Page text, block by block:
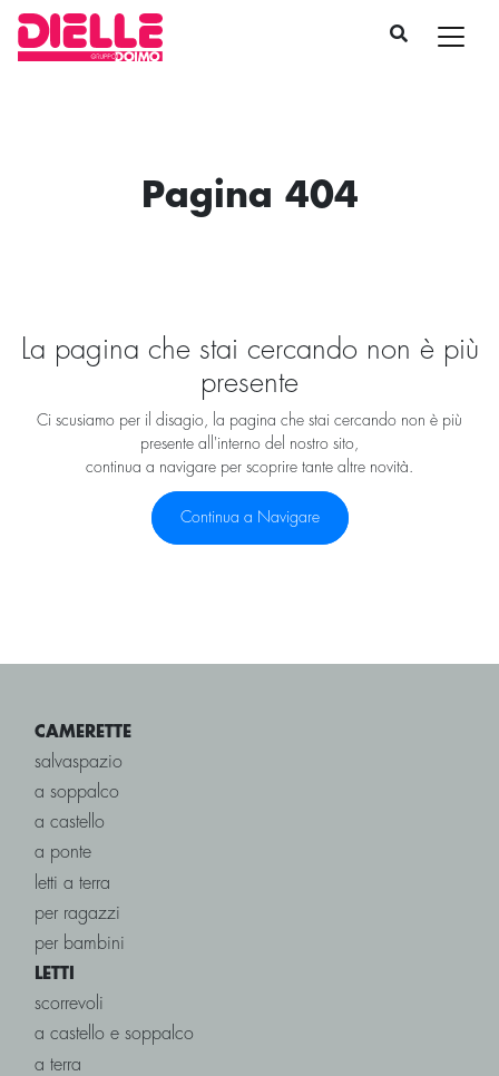
Pagina 404
La pagina che stai cercando non è più
presente
Ci scusiamo per il disagio, la pagina che stai cercando non è più
presente all'interno del nostro sito,
continua a navigare per scoprire tante altre novità.
Continua a Navigare
CAMERETTE
salvaspazio
a soppalco
a castello
a ponte
letti a terra
per ragazzi
per bambini
LETTI
scorrevoli
a castello e soppalco
a terra